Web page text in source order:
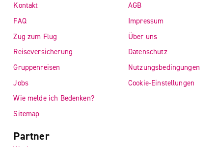
Kontakt
FAQ
Zug zum Flug
Reiseversicherung
Gruppenreisen
Jobs
Wie melde ich Bedenken?
Sitemap
AGB
Impressum
Über uns
Datenschutz
Nutzungsbedingungen
Cookie-Einstellungen
Partner